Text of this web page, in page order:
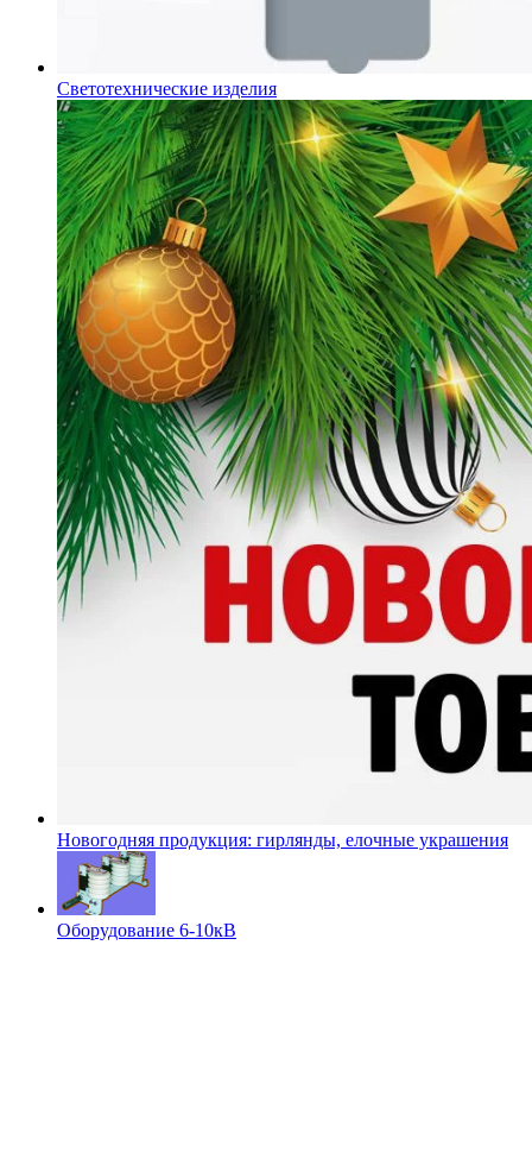
Светотехнические изделия
Новогодняя продукция: гирлянды, елочные украшения
Оборудование 6-10кВ